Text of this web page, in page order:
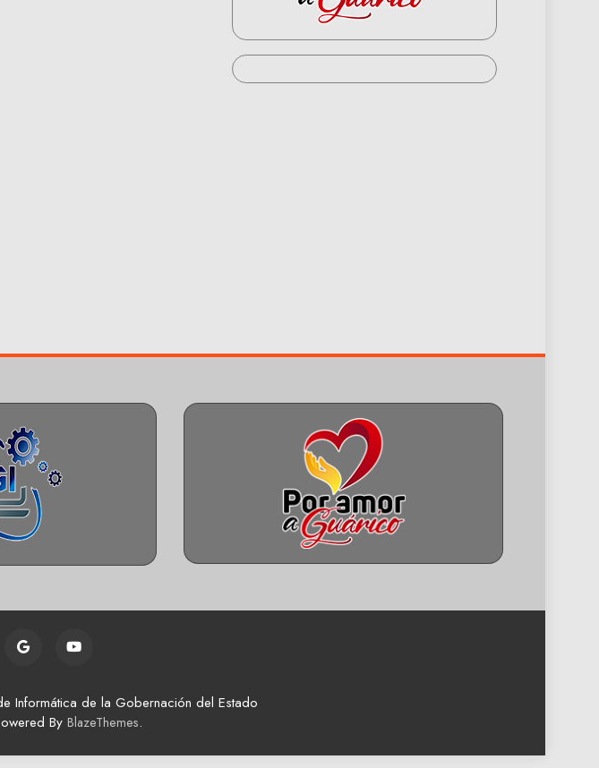
Informática de la Gobernación del Estado
By BlazeThemes.